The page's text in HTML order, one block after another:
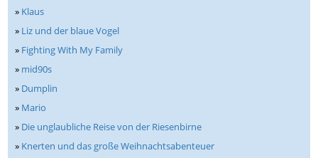
» Klaus
» Liz und der blaue Vogel
» Fighting With My Family
» mid90s
» Dumplin
» Mario
» Die unglaubliche Reise von der Riesenbirne
» Knerten und das große Weihnachtsabenteuer